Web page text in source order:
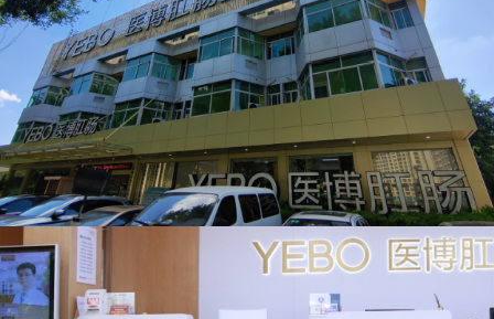
点击
咨询